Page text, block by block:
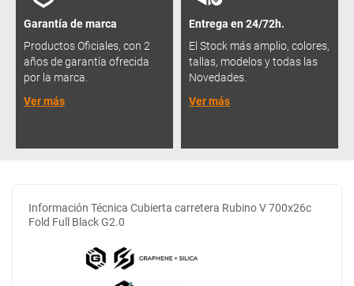
Garantía de marca
Productos Oficiales, con 2
años de garantía ofrecida
por la marca.
Ver más
Entrega en 24/72h.
El Stock más amplio, colores,
tallas, modelos y todas las
Novedades.
Ver más
Información Técnica Cubierta carretera Rubino V 700x26c
Fold Full Black G2.0